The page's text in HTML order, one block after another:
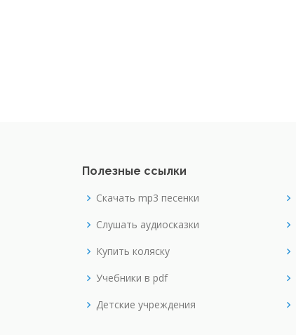
Полезные ссылки
Скачать mp3 песенки
Слушать аудиосказки
Купить коляску
Учебники в pdf
Детские учреждения